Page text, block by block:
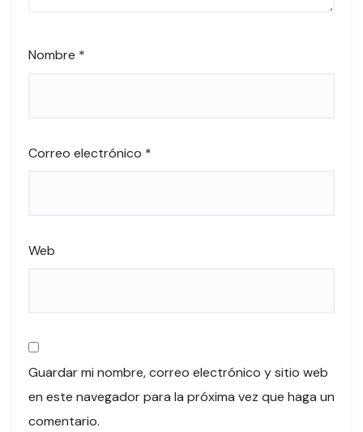
Nombre *
Correo electrónico *
Web
Guardar mi nombre, correo electrónico y sitio web
en este navegador para la próxima vez que haga un
comentario.